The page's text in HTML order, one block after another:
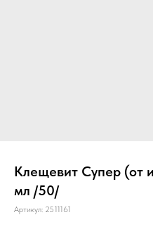
Клещевит Супер (от
мл /50/
Артикул: 2511161